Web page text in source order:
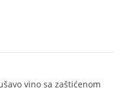
vino sa zaštićenom